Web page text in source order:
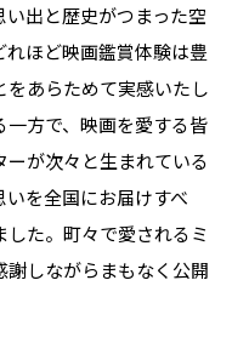
出と歴史がつまった空
ほど映画鑑賞体験は豊
あらためて実感いたし
一方で、映画を愛する皆
が次々と生まれている
を全国にお届けすべ
た。町々で愛されるミ
しながらまもなく公開